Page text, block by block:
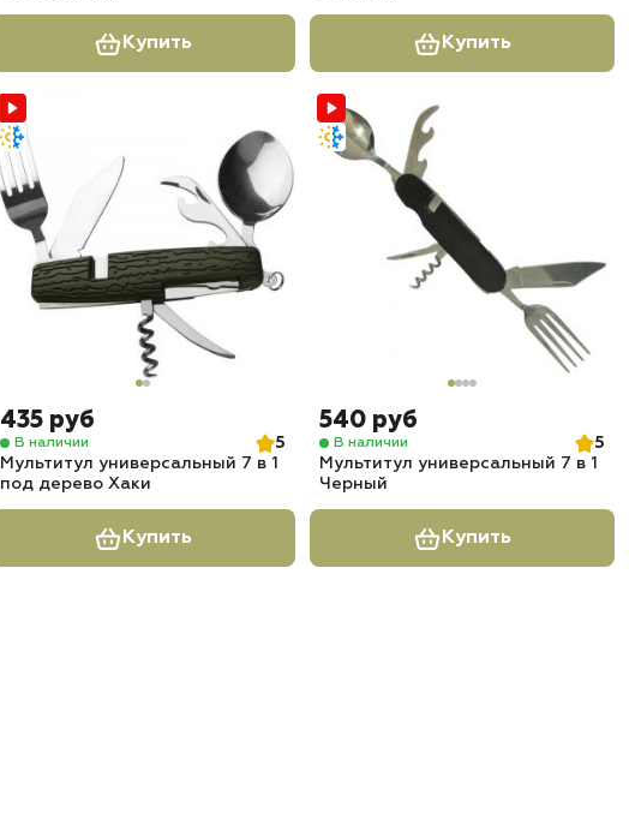
Купить Купить
435 руб
В наличии
5
Мультитул универсальный 7 в 1
под дерево Хаки
Купить
540 руб
В наличии
5
Мультитул универсальный 7 в 1
Черный
Купить